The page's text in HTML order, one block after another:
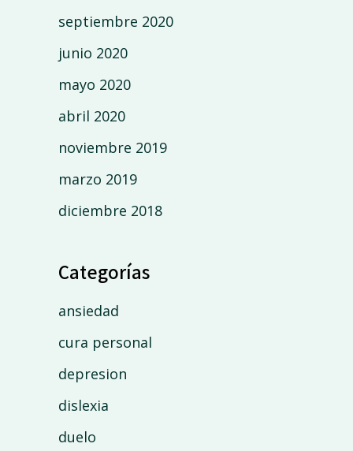
septiembre 2020
junio 2020
mayo 2020
abril 2020
noviembre 2019
marzo 2019
diciembre 2018
Categorías
ansiedad
cura personal
depresion
dislexia
duelo